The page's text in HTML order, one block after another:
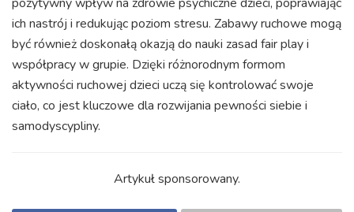
ich nastrój i redukując poziom stresu. Zabawy ruchowe mogą
być również doskonałą okazją do nauki zasad fair play i
współpracy w grupie. Dzięki różnorodnym formom
aktywności ruchowej dzieci uczą się kontrolować swoje
ciało, co jest kluczowe dla rozwijania pewności siebie i
samodyscypliny.
Artykuł sponsorowany.